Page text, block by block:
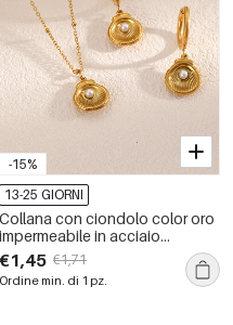
-15%
13-25 GIORNI
Collana con ciondolo color oro
impermeabile in acciaio
inossidabile con conchiglia da
1 pezzo
€1,45 €1,71
Ordine min. di 1 pz.